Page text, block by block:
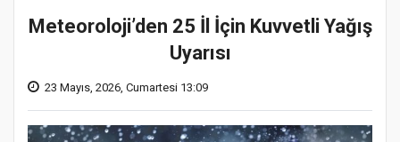
Meteoroloji’den 25 İl İçin Kuvvetli Yağış
Uyarısı
23 Mayıs, 2026, Cumartesi 13:09